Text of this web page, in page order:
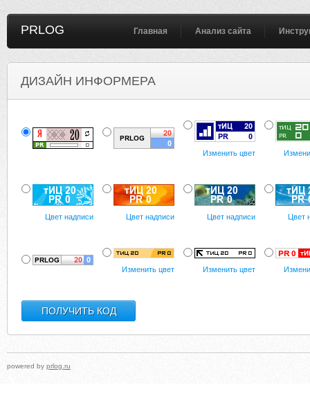
PRLOG Главная Анализ сайта
ДИЗАЙН ИНФОРМЕРА
Изменить цвет
Цвет надписи Цвет надписи Цвет надписи Цвет
Изменить цвет Изменить цвет
powered by prlog.ru